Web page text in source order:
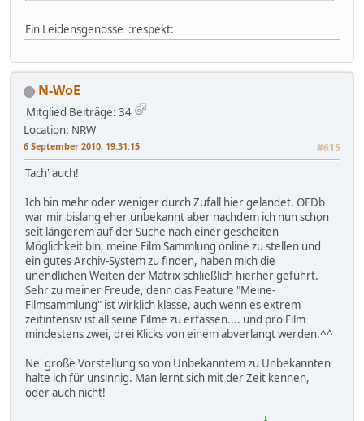
Ein Leidensgenosse :respekt:
N-WoE
Mitglied Beiträge: 34
Location: NRW
6 September 2010, 19:31:15 #615
Tach' auch!
Ich bin mehr oder weniger durch Zufall hier gelandet. OFDb
war mir bislang eher unbekannt aber nachdem ich nun schon
seit längerem auf der Suche nach einer gescheiten
Möglichkeit bin, meine Film Sammlung online zu stellen und
ein gutes Archiv-System zu finden, haben mich die
unendlichen Weiten der Matrix schließlich hierher geführt.
Sehr zu meiner Freude, denn das Feature "Meine-
Filmsammlung" ist wirklich klasse, auch wenn es extrem
zeitintensiv ist all seine Filme zu erfassen.... und pro Film
mindestens zwei, drei Klicks von einem abverlangt werden.^^
Ne' große Vorstellung so von Unbekanntem zu Unbekannten
halte ich für unsinnig. Man lernt sich mit der Zeit kennen,
oder auch nicht!